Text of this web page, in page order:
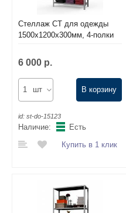
Стеллаж СТ для одежды
1500х1200х300мм, 4-полки
6 000 р.
шт В корзину
id: st-do-15123
Наличие:
Есть
Купить в 1 клик